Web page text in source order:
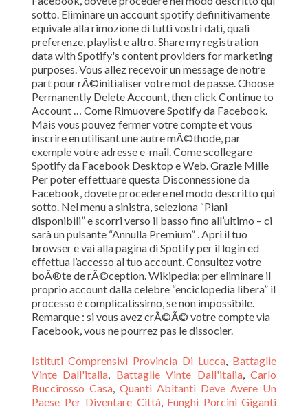
sotto. Eliminare un account spotify definitivamente
equivale alla rimozione di tutti vostri dati, quali
preferenze, playlist e altro. Share my registration
data with Spotify's content providers for marketing
purposes. Vous allez recevoir un message de notre
part pour rÃ©initialiser votre mot de passe. Choose
Permanently Delete Account, then click Continue to
Account … Come Rimuovere Spotify da Facebook.
Mais vous pouvez fermer votre compte et vous
inscrire en utilisant une autre mÃ©thode, par
exemple votre adresse e-mail. Come scollegare
Spotify da Facebook Desktop e Web. Grazie Mille
Per poter effettuare questa Disconnessione da
Facebook, dovete procedere nel modo descritto qui
sotto. Nel menu a sinistra, seleziona “Piani
disponibili” e scorri verso il basso fino all’ultimo – ci
sarà un pulsante “Annulla Premium” . Apri il tuo
browser e vai alla pagina di Spotify per il login ed
effettua l’accesso al tuo account. Consultez votre
boÃ®te de rÃ©ception. Wikipedia: per eliminare il
proprio account dalla celebre “enciclopedia libera” il
processo è complicatissimo, se non impossibile.
Remarque : si vous avez crÃ©Ã© votre compte via
Facebook, vous ne pourrez pas le dissocier.
Istituti Comprensivi Provincia Di Lucca, Battaglie
Vinte Dall'italia, Battaglie Vinte Dall'italia,Carlo
Buccirosso Casa, Quanti Abitanti Deve Avere Un
Paese Per Diventare Città, Funghi Porcini Giganti